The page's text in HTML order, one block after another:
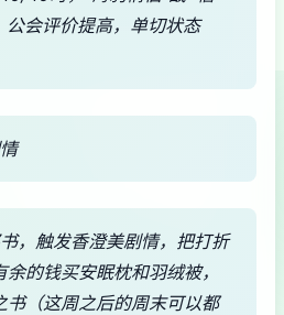
会评价提高，单切状态
，触发香澄美剧情，把打折
的钱买安眠枕和羽绒被，
书（这周之后的周末可以都